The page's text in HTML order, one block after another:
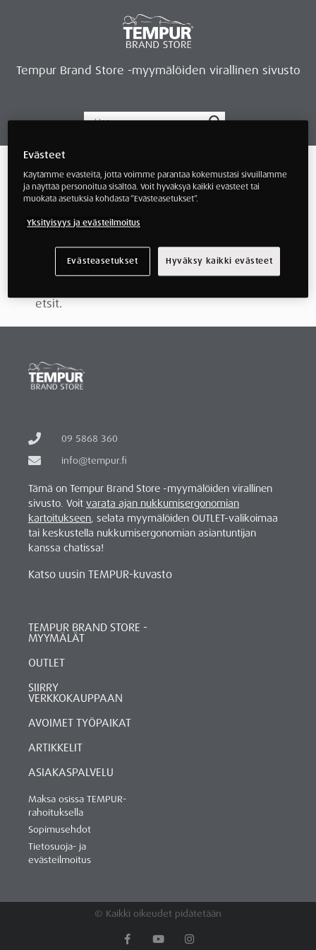
Tempur Brand Store -myymälöiden virallinen sivusto
Verkkokauppa
medium sijauspatja”
-30% medium
sijauspatja
etsit.
09 5868 360
info@tempur.fi
Tämä on Tempur Brand Store -myymälöiden virallinen
sivusto. Voit varata ajan nukkumisergonomian
kartoitukseen, selata myymälöiden OUTLET-valikoimaa
tai keskustella nukkumisergonomian asiantuntijan
kanssa chatissa!
Katso uusin TEMPUR-kuvasto
TEMPUR BRAND STORE -
MYYMÄLÄT
OUTLET
SIIRRY
VERKKOKAUPPAAN
AVOIMET TYÖPAIKAT
ARTIKKELIT
ASIAKASPALVELU
Maksa osissa TEMPUR-
rahoituksella
Sopimusehdot
Tietosuoja- ja
evästeilmoitus
© Kaikki oikeudet pidätetään
Evästeet
Käytämme evästeitä, jotta voimme parantaa kokemustasi sivuillamme
ja näyttää personoitua sisältöä. Voit hyväksyä kaikki evästeet tai
muokata asetuksia kohdasta ”Evästeasetukset”.
Yksityisyys ja evästeilmoitus
Evästeasetukset Hyväksy kaikki evästeet